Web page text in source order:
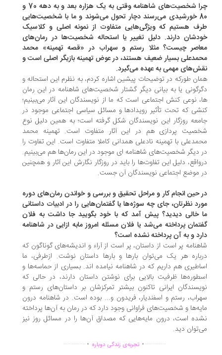
چرا شخصیت‌های شاهنامه وقتی به یک هزاره بعد و به دهه 70 و
80 خورشیدی می‌رسند دچار تحول می‌شوند و ما با شخصیت‌هایی
هستیم که ویژگی‌هایی متفاوت از نمونه اصلی و کلاسیک
دارند. دلیل تغییر یا استحاله شخصیت‌ها در رمان‌های
چیست؟ مثلا رستم و سهراب در «قصه تهمینه» محمد
بسیار ضعیف هستند، در عوض تهمینه بازیگر اصلی است و
مهمی به عهده می‌گیرد.
طورکه در توضیحات پیشین اشاره کردم، به نظرم این استحاله و
یا به بیانی دیگر گشتار شخصیت‌های شاهنامه در این رمان
نوعی کنش اجتماعی است که ما از نویسندگان این آثار می‌بینیم؛
که تحت تأثیر رویدادها و مسائل سیاسی اجتماعی موجود در
روزگار این نویسندگان شکل گرفته است؛ به همین دلیل نوع
پردازی هم در این آثار متفاوت است. تهمینه محمد
با تهمینه نادعلی همدانی کاملا متفاوت است. این تفاوت را
دیگر شخصیت‌های شاهنامه ای موجود در این رمان‌ها هم می‌بینیم.
دلیل این تفاوت‌ها را باید در روزگار نگارش این آثار و همچنین
موضع اجتماعی نویسندگان آن جست.
حین انجام کار و مراحل تحقیق و بررسی و خواندن رمان‌های دوره
نظرتان، جای چه سوژه‌ها یا گفتمان‌هایی را در ادبیات داستانی
خالی دیدید؟ پیش آمد که با خود بگویید جا داشت به فلان
پرداخته می‌شد یا فلان مسئله امروز مابه ازایی در شاهنامه
و به آن پرداخته نشده است؟
پر است از داستان، پر است از آراء و اندیشه‌های گوناگون که
هر یک می‌توان بارها و بارها داستان نوشت. ازطرفی، ما
هم داریم که در شاهنامه نیامده اند. بسیاری از حماسه‌ها و
ظرفیت بالایی برای نوشتن داستان دارند، در حالی که
ایرانی تاکنون بیشتر تمرکزشان بر داستان‌های رستم و
رستم و اسفندیار، فریدون و... بوده است. در شاهنامه درون
و شخصیت‌های فراوانی وجود دارد که در رمان به آن‌ها پرداخته
است، درون مایه‌هایی که مصداق آن‌ها را در مسائل روز نیز
دید.
............... .تجربه‌ی زندگی دوباره ...............